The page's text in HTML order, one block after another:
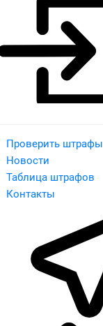
Проверить штрафы
Новости
Таблица штрафов
Контакты